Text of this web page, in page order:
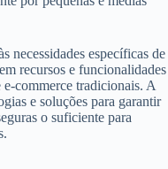
necessidades específicas de
recursos e funcionalidades
e-commerce tradicionais. A
e soluções para garantir
o suficiente para